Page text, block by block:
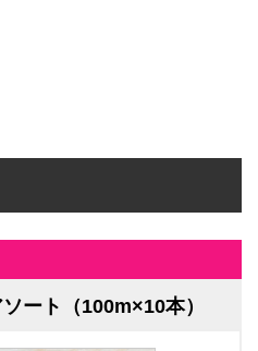
ート（100m×10本）